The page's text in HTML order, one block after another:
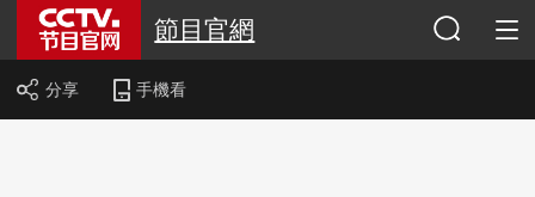
節目官網
分享 手機看